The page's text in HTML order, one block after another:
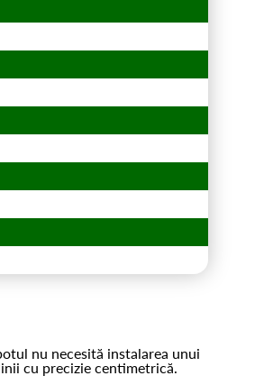
nu necesită instalarea unui
cu precizie centimetrică.